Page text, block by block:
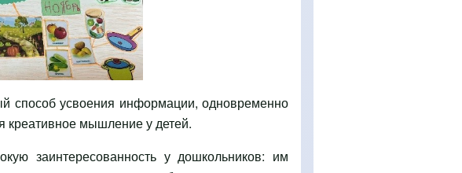
способ усвоения информации, одновременно
креативное мышление у детей.
заинтересованность у дошкольников: им